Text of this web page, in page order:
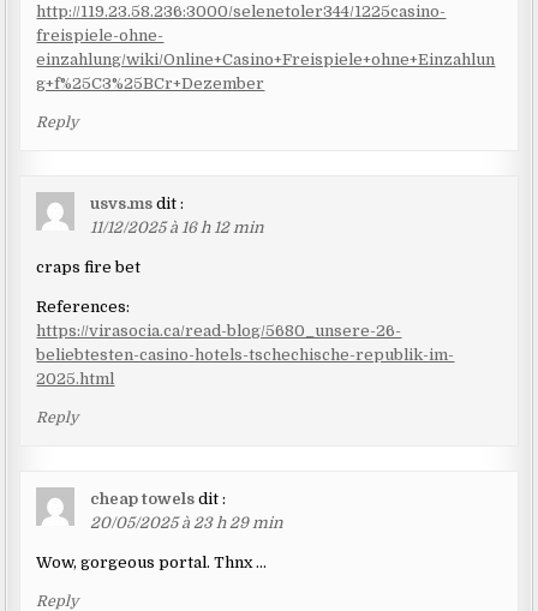
http://119.23.58.236:3000/selenetoler344/1225casino-
freispiele-ohne-
einzahlung/wiki/Online+Casino+Freispiele+ohne+Einzahlun
g+f%25C3%25BCr+Dezember
Reply
usvs.ms dit :
11/12/2025 à 16 h 12 min
craps fire bet
References:
https://virasocia.ca/read-blog/5680_unsere-26-
beliebtesten-casino-hotels-tschechische-republik-im-
2025.html
Reply
cheap towels dit :
20/05/2025 à 23 h 29 min
Wow, gorgeous portal. Thnx …
Reply